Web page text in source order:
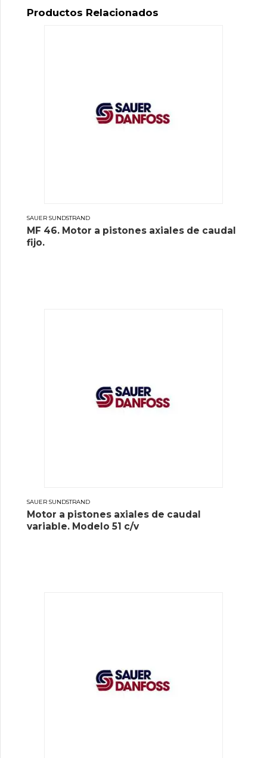
Productos Relacionados
SAUER SUNDSTRAND
MF 46. Motor a pistones axiales de caudal
fijo.
SAUER SUNDSTRAND
Motor a pistones axiales de caudal
variable. Modelo 51 c/v